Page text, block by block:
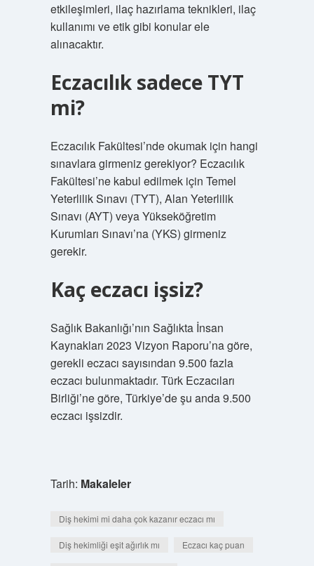
etkileşimleri, ilaç hazırlama teknikleri, ilaç
kullanımı ve etik gibi konular ele
alınacaktır.
Eczacılık sadece TYT
mi?
Eczacılık Fakültesi’nde okumak için hangi
sınavlara girmeniz gerekiyor? Eczacılık
Fakültesi’ne kabul edilmek için Temel
Yeterlilik Sınavı (TYT), Alan Yeterlilik
Sınavı (AYT) veya Yükseköğretim
Kurumları Sınavı’na (YKS) girmeniz
gerekir.
Kaç eczacı işsiz?
Sağlık Bakanlığı’nın Sağlıkta İnsan
Kaynakları 2023 Vizyon Raporu’na göre,
gerekli eczacı sayısından 9.500 fazla
eczacı bulunmaktadır. Türk Eczacıları
Birliği’ne göre, Türkiye’de şu anda 9.500
eczacı işsizdir.
Tarih: Makaleler
Diş hekimi mi daha çok kazanır eczacı mı
Diş hekimliği eşit ağırlık mı Eczacı kaç puan